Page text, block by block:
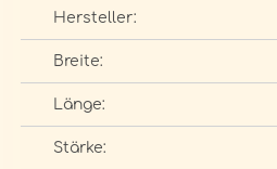
Hersteller:
Breite:
Länge:
Stärke: